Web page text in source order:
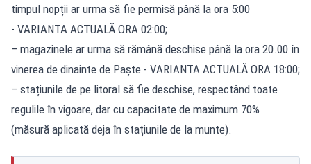
timpul nopții ar urma să fie permisă până la ora 5:00
- VARIANTA ACTUALĂ ORA 02:00;
– magazinele ar urma să rămână deschise până la ora 20.00 în
vinerea de dinainte de Paște - VARIANTA ACTUALĂ ORA 18:00;
– stațiunile de pe litoral să fie deschise, respectând toate
regulile în vigoare, dar cu capacitate de maximum 70%
(măsură aplicată deja în stațiunile de la munte).